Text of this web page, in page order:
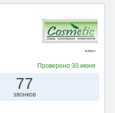
Проверено 30 июня
77
звонков